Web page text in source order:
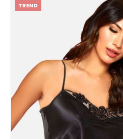
TREND